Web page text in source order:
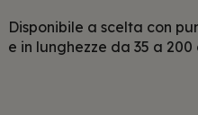
Disponibile a scelta con
e in lunghezze da 35 a